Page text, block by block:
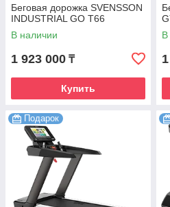
Беговая дорожка SVENSSON
INDUSTRIAL GO T66
В наличии
1 923 000 ₸
Купить
В
Подарок